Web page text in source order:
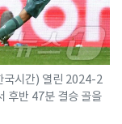
국시간) 열린 2024-2
후반 47분 결승 골을